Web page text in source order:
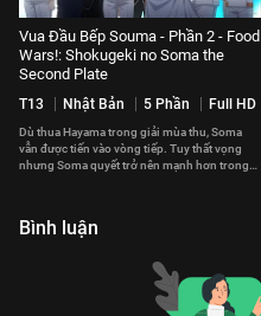
Vua Đầu Bếp Souma - Phần 2 - Food
Wars!: Shokugeki no Soma the
Second Plate
T13 Nhật Bản 5 Phần Full HD
Dù thua Hayama trong giải mùa thu, Soma
vẫn được tiến vào vòng tiếp. Tuy thất vọng
nhưng Soma quyết trở nên mạnh hơn trong
Bình luận